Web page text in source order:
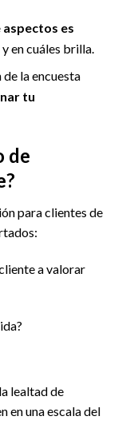
aspectos es
y en cuáles brilla.
la encuesta
tu
de
para clientes de
a valorar
lealtad de
en una escala del